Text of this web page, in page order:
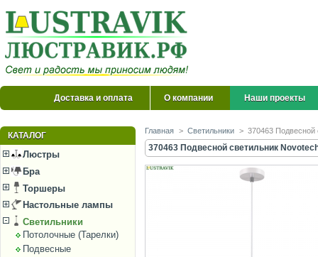
Доставка и оплата О компании Наши проекты
КАТАЛОГ
Люстры
Бра
Торшеры
Настольные лампы
Светильники
Потолочные (Тарелки)
Подвесные
Главная > Светильники > 370463 Подвесной
370463 Подвесной светильник